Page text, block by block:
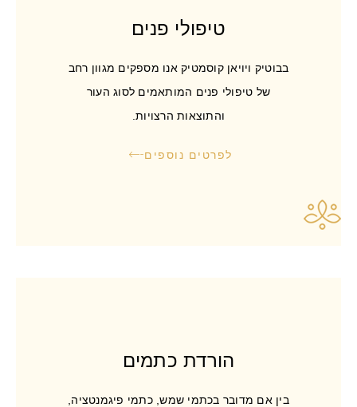
טיפולי פנים
בבוטיק ויויאן קוסמטיק אנו מספקים מגוון רחב
של טיפולי פנים המותאמים לסוג העור
והתוצאות הרצויות.
לפרטים נוספים
הורדת כתמים
בין אם מדובר בכתמי שמש, כתמי פיגמנטציה,